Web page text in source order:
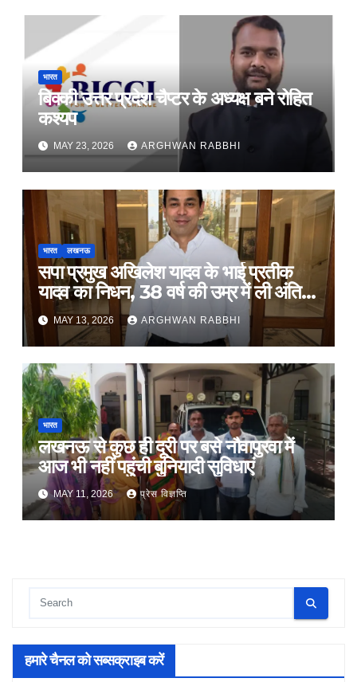
भारत
बिक्की उत्तर प्रदेश चैप्टर के अध्यक्ष बने रोहित
कश्यप
MAY 23, 2026 ARGHWAN RABBHI
भारत लखनऊ
सपा प्रमुख अखिलेश यादव के भाई प्रतीक
यादव का निधन, 38 वर्ष की उम्र में ली अंतिम
सांसMAY 13, 2026 ARGHWAN RABBHI
भारत
लखनऊ से कुछ ही दूरी पर बसे नौवापुरवा में
आज भी नहीं पहुंची बुनियादी सुविधाएं
MAY 11, 2026 प्रेस विज्ञप्ति
हमारे चैनल को सब्सक्राइब करें